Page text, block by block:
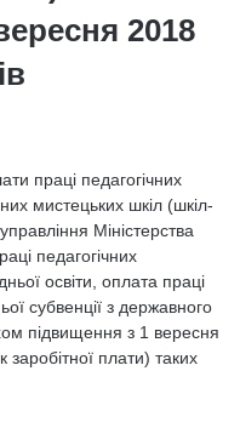
2018
праці педагогічних
мистецьких шкіл (шкіл-
Міністерства
педагогічних
освіти, оплата праці
субвенції з державного
підвищення з 1 вересня
заробітної плати) таких